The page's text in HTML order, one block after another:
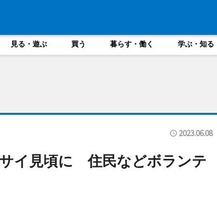
見る・遊ぶ 買う 暮らす・働く 学ぶ・知る
2023.06.08
イ見頃に 住民などボランテ